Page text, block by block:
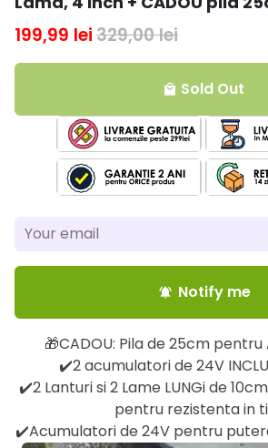
199,99 lei329,00 lei
local_mall Sold Out
notifications_active Notify me
🎁CADOU: Pila de 25cm
✔️2 acumulatori de 24V
✔️2 Lanturi si 2 Lame LUNGi de
pentru rezistenta in
✔️Acumulatori de 24V pentru